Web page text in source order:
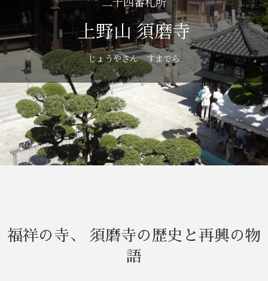
プ
上野山 須磨寺
じょうやさん すまでら
福祥の寺、 須磨寺の歴史と再興の物
語